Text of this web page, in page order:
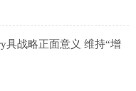
具战略正面意义 维持“增